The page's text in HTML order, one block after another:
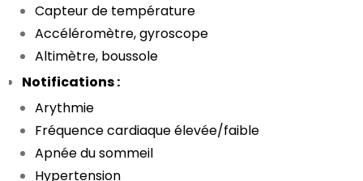
Capteur de température
Accéléromètre, gyroscope
Altimètre, boussole
Notifications :
Arythmie
Fréquence cardiaque élevée/faible
Apnée du sommeil
Hypertension